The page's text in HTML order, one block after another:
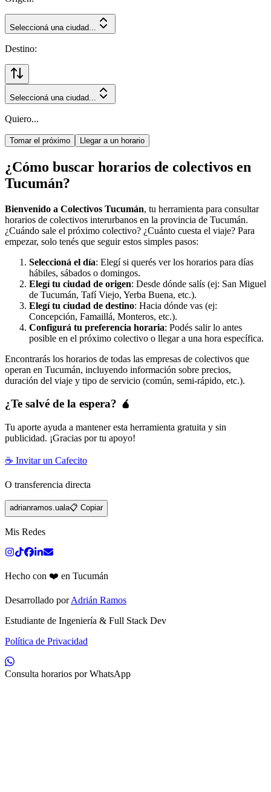
Seleccioná una ciudad...
Destino:
Seleccioná una ciudad...
Quiero...
Tomar el próximo Llegar a un horario
¿Cómo buscar horarios de colectivos en
Tucumán?
Bienvenido a Colectivos Tucumán, tu herramienta para consultar
horarios de colectivos interurbanos en la provincia de Tucumán.
¿Cuándo sale el próximo colectivo? ¿Cuánto cuesta el viaje? Para
empezar, solo tenés que seguir estos simples pasos:
Seleccioná el día: Elegí si querés ver los horarios para días
hábiles, sábados o domingos.
Elegí tu ciudad de origen: Desde dónde salís (ej: San Miguel
de Tucumán, Tafí Viejo, Yerba Buena, etc.).
Elegí tu ciudad de destino: Hacia dónde vas (ej:
Concepción, Famaillá, Monteros, etc.).
Configurá tu preferencia horaria: Podés salir lo antes
posible en el próximo colectivo o llegar a una hora específica.
Encontrarás los horarios de todas las empresas de colectivos que
operan en Tucumán, incluyendo información sobre precios,
duración del viaje y tipo de servicio (común, semi-rápido, etc.).
¿Te salvé de la espera? 🧉
Tu aporte ayuda a mantener esta herramienta gratuita y sin
publicidad. ¡Gracias por tu apoyo!
☕ Invitar un Cafecito
O transferencia directa
adrianramos.uala📋 Copiar
Mis Redes
Hecho con ❤️ en Tucumán
Desarrollado porAdrián Ramos
Estudiante de Ingeniería & Full Stack Dev
Política de Privacidad
Consulta horarios por WhatsApp